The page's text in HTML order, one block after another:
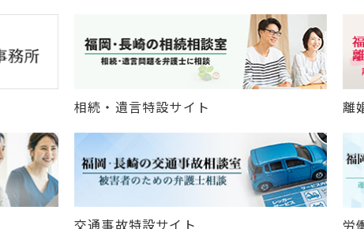
相続・遺言特設サイト 離
交通事故特設サイト 労